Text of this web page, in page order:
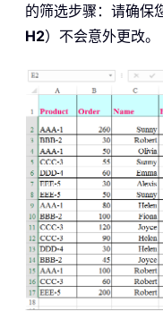
的筛选步骤：请确保
H2）不会意外更改。